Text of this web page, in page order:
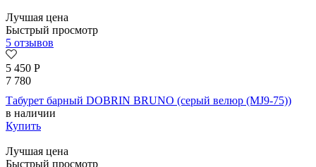
Лучшая цена
Быстрый просмотр
5 отзывов
5 450 Р
7 780
Табурет барный DOBRIN BRUNO (серый велюр (MJ9-75))
в наличии
Купить
Лучшая цена
Быстрый просмотр